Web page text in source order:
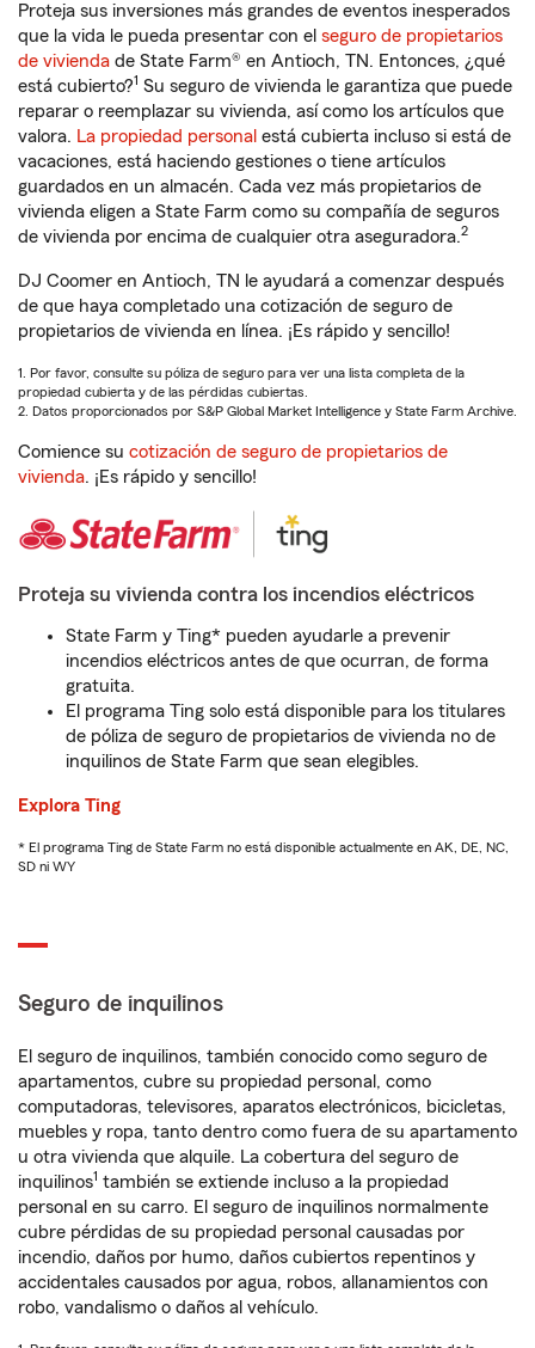
Proteja sus inversiones más grandes de eventos inesperados
que la vida le pueda presentar con el seguro de propietarios
de vivienda de State Farm® en Antioch, TN. Entonces, ¿qué
está cubierto?1 Su seguro de vivienda le garantiza que puede
reparar o reemplazar su vivienda, así como los artículos que
valora. La propiedad personal está cubierta incluso si está de
vacaciones, está haciendo gestiones o tiene artículos
guardados en un almacén. Cada vez más propietarios de
vivienda eligen a State Farm como su compañía de seguros
de vivienda por encima de cualquier otra aseguradora.2
DJ Coomer en Antioch, TN le ayudará a comenzar después
de que haya completado una cotización de seguro de
propietarios de vivienda en línea. ¡Es rápido y sencillo!
1. Por favor, consulte su póliza de seguro para ver una lista completa de la
propiedad cubierta y de las pérdidas cubiertas.
2. Datos proporcionados por S&P Global Market Intelligence y State Farm Archive.
Comience su cotización de seguro de propietarios de
vivienda. ¡Es rápido y sencillo!
Proteja su vivienda contra los incendios eléctricos
State Farm y Ting* pueden ayudarle a prevenir
incendios eléctricos antes de que ocurran, de forma
gratuita.
El programa Ting solo está disponible para los titulares
de póliza de seguro de propietarios de vivienda no de
inquilinos de State Farm que sean elegibles.
Explora Ting
* El programa Ting de State Farm no está disponible actualmente en AK, DE, NC,
SD ni WY
Seguro de inquilinos
El seguro de inquilinos, también conocido como seguro de
apartamentos, cubre su propiedad personal, como
computadoras, televisores, aparatos electrónicos, bicicletas,
muebles y ropa, tanto dentro como fuera de su apartamento
u otra vivienda que alquile. La cobertura del seguro de
inquilinos1 también se extiende incluso a la propiedad
personal en su carro. El seguro de inquilinos normalmente
cubre pérdidas de su propiedad personal causadas por
incendio, daños por humo, daños cubiertos repentinos y
accidentales causados por agua, robos, allanamientos con
robo, vandalismo o daños al vehículo.